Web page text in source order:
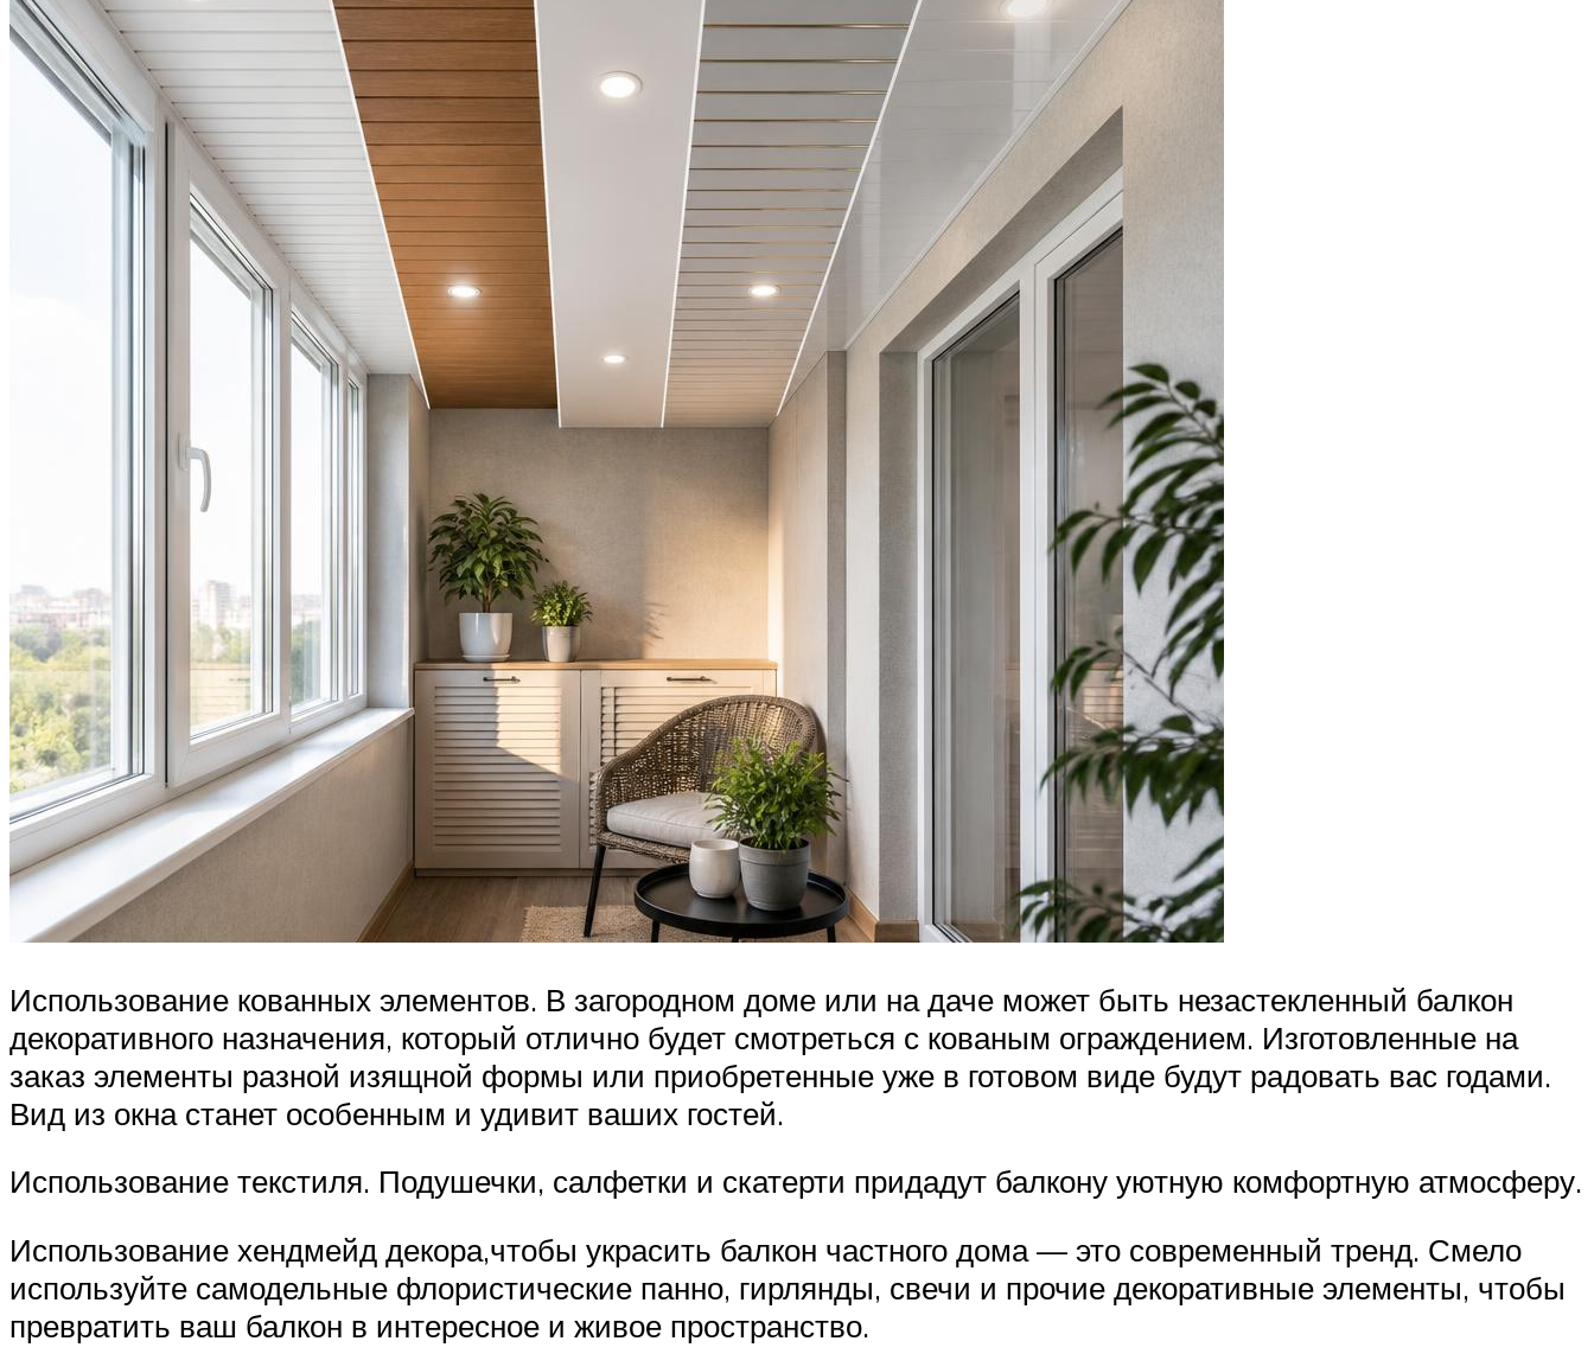
Использование кованных элементов. В загородном доме или на даче может быть незастекленный балкон
декоративного назначения, который отлично будет смотреться с кованым ограждением. Изготовленные на
заказ элементы разной изящной формы или приобретенные уже в готовом виде будут радовать вас годами.
Вид из окна станет особенным и удивит ваших гостей.
Использование текстиля. Подушечки, салфетки и скатерти придадут балкону уютную комфортную атмосферу.
Использование хендмейд декора,чтобы украсить балкон частного дома — это современный тренд. Смело
используйте самодельные флористические панно, гирлянды, свечи и прочие декоративные элементы, чтобы
превратить ваш балкон в интересное и живое пространство.